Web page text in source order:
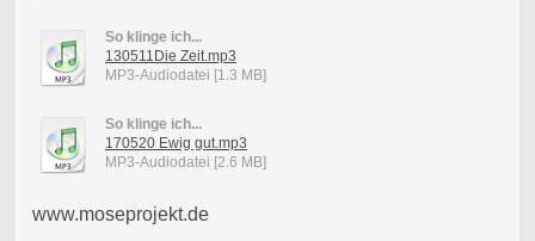
So klinge ich...
130511Die Zeit.mp3
MP3-Audiodatei [1.3 MB]
So klinge ich...
170520 Ewig gut.mp3
MP3-Audiodatei [2.6 MB]
www.moseprojekt.de